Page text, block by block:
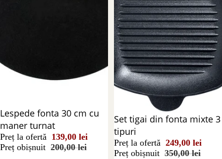
Reducere 31%
Lespede fonta 30 cm cu
maner turnat
Preț la ofertă 139,00 lei
Preț obișnuit 200,00 lei
Reducere 29%
Set tigai din fonta mixte 3
tipuri
Preț la ofertă 249,00 lei
Preț obișnuit 350,00 lei